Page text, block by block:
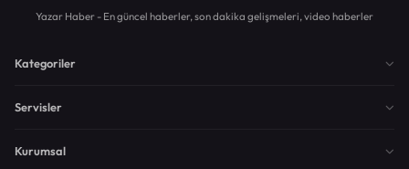
Yazar Haber - En güncel haberler, son dakika gelişmeleri, video haberler
Kategoriler
Servisler
Kurumsal